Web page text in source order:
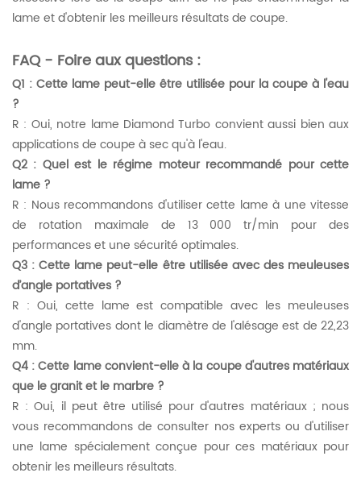
lame et d'obtenir les meilleurs résultats de coupe.
FAQ - Foire aux questions :
Q1 : Cette lame peut-elle être utilisée pour la coupe à l'eau
?
R : Oui, notre lame Diamond Turbo convient aussi bien aux
applications de coupe à sec qu'à l'eau.
Q2 : Quel est le régime moteur recommandé pour cette
lame ?
R : Nous recommandons d'utiliser cette lame à une vitesse
de rotation maximale de 13 000 tr/min pour des
performances et une sécurité optimales.
Q3 : Cette lame peut-elle être utilisée avec des meuleuses
d’angle portatives ?
R : Oui, cette lame est compatible avec les meuleuses
d'angle portatives dont le diamètre de l'alésage est de 22,23
mm.
Q4 : Cette lame convient-elle à la coupe d'autres matériaux
que le granit et le marbre ?
R : Oui, il peut être utilisé pour d'autres matériaux ; nous
vous recommandons de consulter nos experts ou d'utiliser
une lame spécialement conçue pour ces matériaux pour
obtenir les meilleurs résultats.